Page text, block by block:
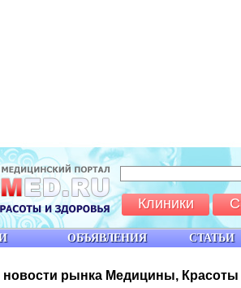
новости рынка Медицины,
ОБЪЯВЛЕНИЯ СТАТЬИ
Клиники